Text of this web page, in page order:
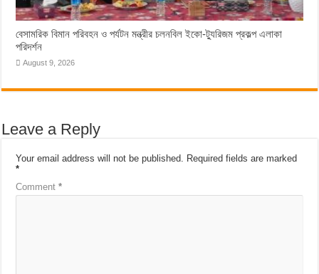
বেসামরিক বিমান পরিবহন ও পর্যটন মন্ত্রীর চলনবিল ইকো-ট্যুরিজম প্রকল্প এলাকা
পরিদর্শন
August 9, 2026
Leave a Reply
Your email address will not be published. Required fields are marked
*
Comment*